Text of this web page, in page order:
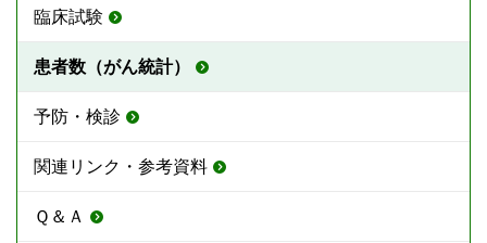
臨床試験
患者数（がん統計）
予防・検診
関連リンク・参考資料
Ｑ＆Ａ